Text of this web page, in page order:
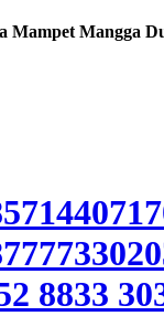
Mampet Mangga
8833